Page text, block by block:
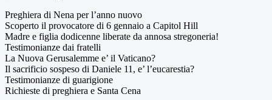
Preghiera di Nena per l’anno nuovo
Scoperto il provocatore di 6 gennaio a Capitol Hill
Madre e figlia dodicenne liberate da annosa stregoneria!
Testimonianze dai fratelli
La Nuova Gerusalemme e’ il Vaticano?
Il sacrificio sospeso di Daniele 11, e’ l’eucarestia?
Testimonianze di guarigione
Richieste di preghiera e Santa Cena